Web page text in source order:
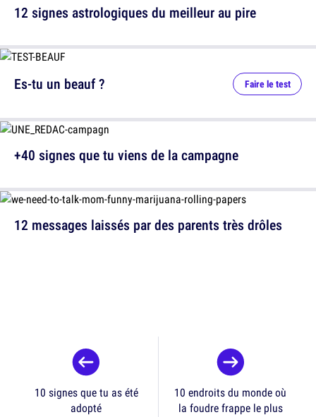
12 signes astrologiques du meilleur au pire
12 messages laissés par des parents très drôles
Es-tu un beauf ? Faire le test
+40 signes que tu viens de la campagne
10 signes que tu as été
adopté
10 endroits du monde où
la foudre frappe le plus